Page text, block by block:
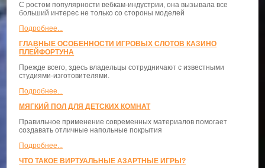
С ростом популярности вебкам-индустрии, она вызывала все
больший интерес не только со стороны моделей
Подробнее...
ГЛАВНЫЕ ОСОБЕННОСТИ ИГРОВЫХ СЛОТОВ КАЗИНО
ПЛЕЙФОРТУНА
Прежде всего, здесь владельцы сотрудничают с известными
студиями-изготовителями.
Подробнее...
МЯГКИЙ ПОЛ ДЛЯ ДЕТСКИХ КОМНАТ
Правильное применение современных материалов помогает
создавать отличные напольные покрытия
Подробнее...
ЧТО ТАКОЕ ВИРТУАЛЬНЫЕ АЗАРТНЫЕ ИГРЫ?